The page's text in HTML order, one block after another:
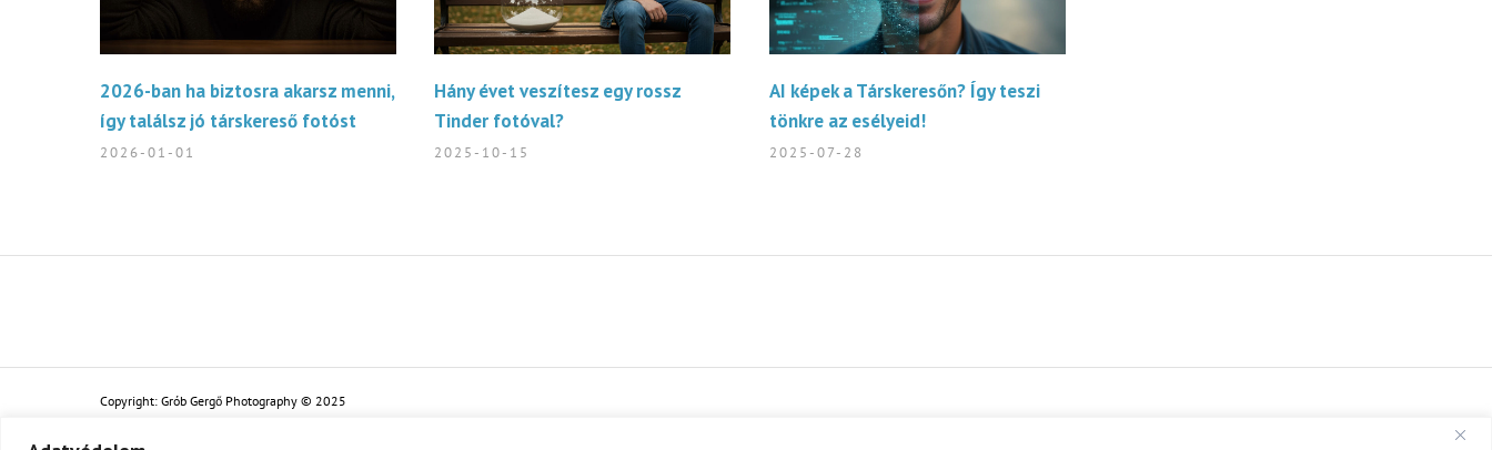
2026-ban ha biztosra akarsz menni,
így találsz jó társkereső fotóst
2026-01-01
Hány évet veszítesz egy rossz
Tinder fotóval?
2025-10-15
AI képek a Társkeresőn? Így teszi
tönkre az esélyeid!
2025-07-28
Copyright: Grób Gergő Photography © 2025